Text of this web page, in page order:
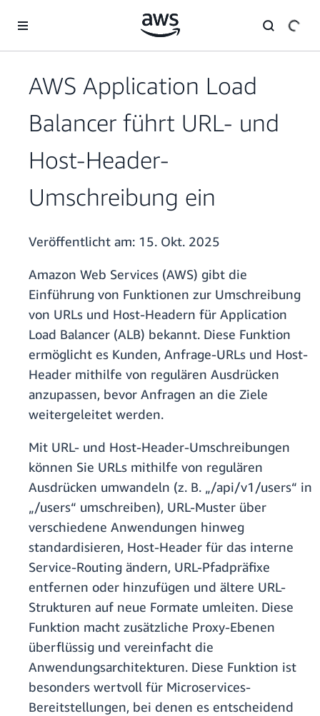
Überspringen zum Hauptinhalt
AWS Application Load
Balancer führt URL- und
Host-Header-
Umschreibung ein
Veröffentlicht am: 15. Okt. 2025
Amazon Web Services (AWS) gibt die
Einführung von Funktionen zur Umschreibung
von URLs und Host-Headern für Application
Load Balancer (ALB) bekannt. Diese Funktion
ermöglicht es Kunden, Anfrage-URLs und Host-
Header mithilfe von regulären Ausdrücken
anzupassen, bevor Anfragen an die Ziele
weitergeleitet werden.
Mit URL- und Host-Header-Umschreibungen
können Sie URLs mithilfe von regulären
Ausdrücken umwandeln (z. B. „/api/v1/users“ in
„/users“ umschreiben), URL-Muster über
verschiedene Anwendungen hinweg
standardisieren, Host-Header für das interne
Service-Routing ändern, URL-Pfadpräfixe
entfernen oder hinzufügen und ältere URL-
Strukturen auf neue Formate umleiten. Diese
Funktion macht zusätzliche Proxy-Ebenen
überflüssig und vereinfacht die
Anwendungsarchitekturen. Diese Funktion ist
besonders wertvoll für Microservices-
Bereitstellungen, bei denen es entscheidend